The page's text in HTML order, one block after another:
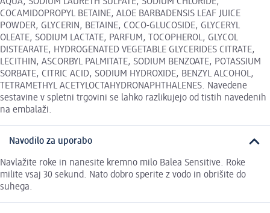
COCAMIDOPROPYL BETAINE, ALOE BARBADENSIS LEAF JUICE
POWDER, GLYCERIN, BETAINE, COCO-GLUCOSIDE, GLYCERYL
OLEATE, SODIUM LACTATE, PARFUM, TOCOPHEROL, GLYCOL
DISTEARATE, HYDROGENATED VEGETABLE GLYCERIDES CITRATE,
LECITHIN, ASCORBYL PALMITATE, SODIUM BENZOATE, POTASSIUM
SORBATE, CITRIC ACID, SODIUM HYDROXIDE, BENZYL ALCOHOL,
TETRAMETHYL ACETYLOCTAHYDRONAPHTHALENES. Navedene
sestavine v spletni trgovini se lahko razlikujejo od tistih navedenih
na embalaži.
Navodilo za uporabo
Navlažite roke in nanesite kremno milo Balea Sensitive. Roke
milite vsaj 30 sekund. Nato dobro sperite z vodo in obrišite do
suhega.